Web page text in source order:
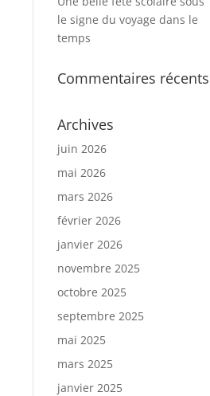
le signe du voyage dans le
temps
Commentaires récents
Archives
juin 2026
mai 2026
mars 2026
février 2026
janvier 2026
novembre 2025
octobre 2025
septembre 2025
mai 2025
mars 2025
janvier 2025